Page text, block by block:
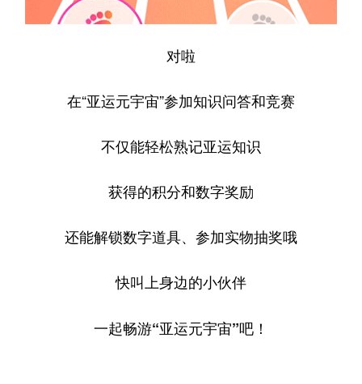
对啦
在“亚运元宇宙”参加知识问答和竞赛
不仅能轻松熟记亚运知识
获得的积分和数字奖励
还能解锁数字道具、参加实物抽奖哦
快叫上身边的小伙伴
一起畅游“亚运元宇宙”吧！